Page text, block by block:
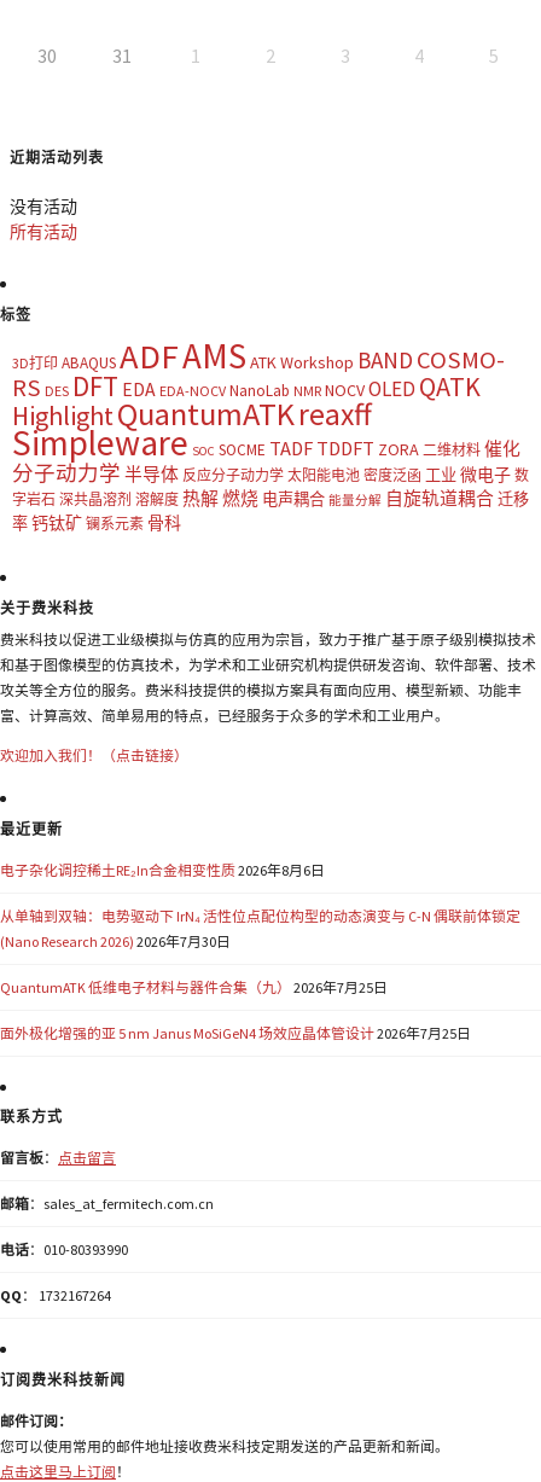
30 31 1 2 3 4 5
近期活动列表
没有活动
所有活动
标签
3D打印 ABAQUSADFAMS ATK Workshop BAND COSMO-
RS DES DFT EDA EDA-NOCV NanoLab NMR NOCVOLED QATK
HighlightQuantumATKreaxff
Simpleware SOC SOCME TADF TDDFT ZORA 二维材料 催化
分子动力学 半导体 反应分子动力学 太阳能电池 密度泛函 工业 微电子 数
字岩石 深共晶溶剂 溶解度 热解燃烧 电声耦合 能量分解 自旋轨道耦合迁移
率钙钛矿 镧系元素 骨科
关于费米科技
费米科技以促进工业级模拟与仿真的应用为宗旨，致力于推广基于原子级别模拟技术
和基于图像模型的仿真技术，为学术和工业研究机构提供研发咨询、软件部署、技术
攻关等全方位的服务。费米科技提供的模拟方案具有面向应用、模型新颖、功能丰
富、计算高效、简单易用的特点，已经服务于众多的学术和工业用户。
欢迎加入我们！（点击链接）
最近更新
电子杂化调控稀土RE₂In合金相变性质2026年8月6日
从单轴到双轴：电势驱动下 IrN₄ 活性位点配位构型的动态演变与 C-N 偶联前体锁定
(Nano Research 2026) 2026年7月30日
QuantumATK 低维电子材料与器件合集（九） 2026年7月25日
面外极化增强的亚 5 nm Janus MoSiGeN4 场效应晶体管设计2026年7月25日
联系方式
留言板： 点击留言
邮箱：sales_at_fermitech.com.cn
电话：010-80393990
QQ ： 1732167264
订阅费米科技新闻
邮件订阅：
您可以使用常用的邮件地址接收费米科技定期发送的产品更新和新闻。
点击这里马上订阅 ！